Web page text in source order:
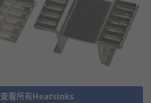
查看所有Heatsinks